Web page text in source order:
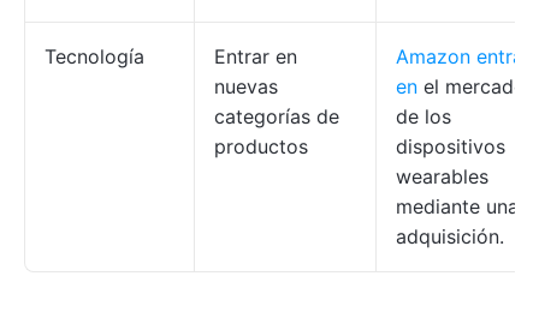
Tecnología
Entrar en
nuevas
categorías de
productos
Amazon entra
en el mercado
de los
dispositivos
wearables
mediante una
adquisición.